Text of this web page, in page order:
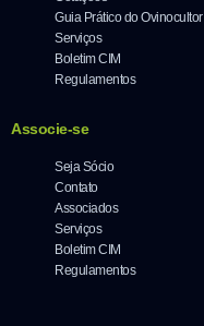
Guia Prático do Ovinocultor
Serviços
Boletim CIM
Regulamentos
Associe-se
Seja Sócio
Contato
Associados
Serviços
Boletim CIM
Regulamentos